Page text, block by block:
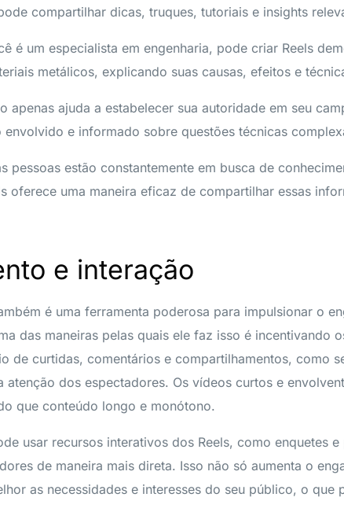
compartilhar dicas, truques, tutoriais e insights
é um especialista em engenharia, pode criar Reels
metálicos, explicando suas causas, efeitos e
apenas ajuda a estabelecer sua autoridade em seu
envolvido e informado sobre questões técnicas
pessoas estão constantemente em busca de
oferece uma maneira eficaz de compartilhar essas
e interação
é uma ferramenta poderosa para impulsionar o
das maneiras pelas quais ele faz isso é incentivando
de curtidas, comentários e compartilhamentos, como
atenção dos espectadores. Os vídeos curtos e
que conteúdo longo e monótono.
usar recursos interativos dos Reels, como enquetes
de maneira mais direta. Isso não só aumenta o
as necessidades e interesses do seu público, o que